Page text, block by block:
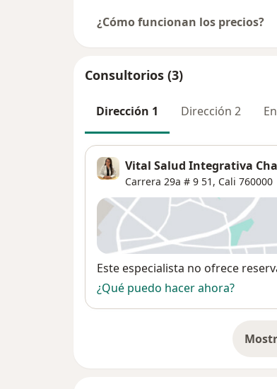
¿Cómo funcionan los precios?
Consultorios (3)
Dirección 1 Dirección 2
Vital Salud Integrativa
Carrera 29a # 9 51, Cali 760000
Disponibilidad
Este especialista no ofrece
¿Qué puedo hacer ahora?